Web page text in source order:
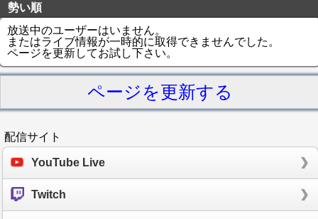
勢い順
放送中のユーザーはいません。
またはライブ情報が一時的に取得できませんでした。
ページを更新してお試し下さい。
ページを更新する
配信サイト
YouTube Live
Twitch